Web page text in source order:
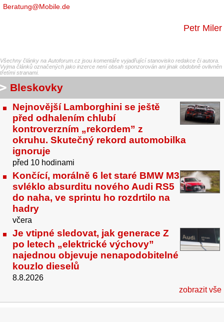
Beratung@Mobile.de
Petr Miler
Všechny články na Autoforum.cz jsou komentáře vyjadřující stanovisko redakce či autora.
Vyjma článků označených jako inzerce není obsah sponzorován ani jinak obdobně ovlivněn
třetími stranami.
Bleskovky
Nejnovější Lamborghini se ještě
před odhalením chlubí
kontroverzním „rekordem” z
okruhu. Skutečný rekord automobilka
ignoruje
před 10 hodinami
Končící, morálně 6 let staré BMW M3
svléklo absurditu nového Audi RS5
do naha, ve sprintu ho rozdrtilo na
hadry
včera
Je vtipné sledovat, jak generace Z
po letech „elektrické výchovy”
najednou objevuje nenapodobitelné
kouzlo dieselů
8.8.2026
zobrazit vše